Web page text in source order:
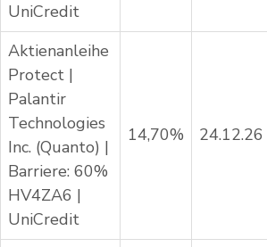
UniCredit
Aktienanleihe
Protect |
Palantir
Technologies
Inc. (Quanto) |
Barriere: 60%
HV4ZA6 |
UniCredit
14,70% 24.12.26